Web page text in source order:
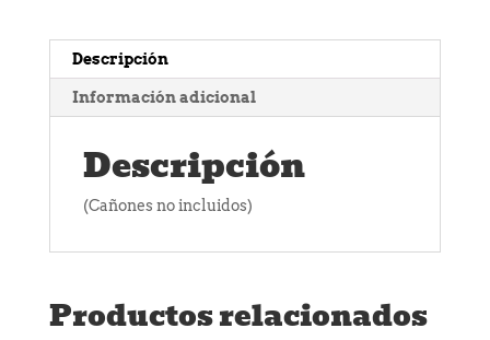
Descripción
Información adicional
Descripción
(Cañones no incluidos)
Productos relacionados